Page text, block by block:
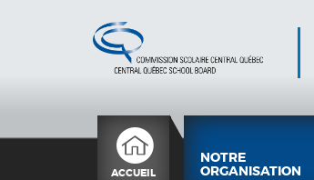
ACCUEIL
NOTRE
ORGANISATION